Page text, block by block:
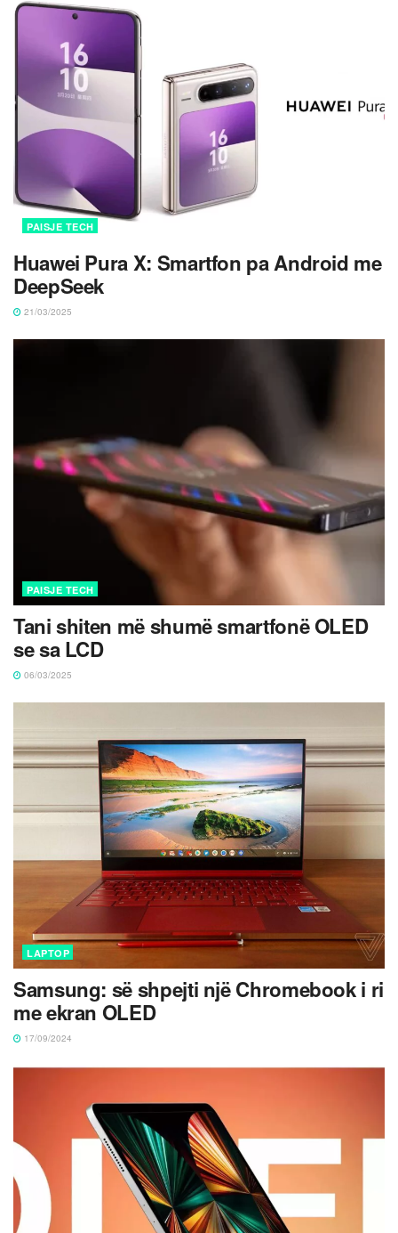
PAISJE TECH
Huawei Pura X: Smartfon pa Android me
DeepSeek
21/03/2025
PAISJE TECH
Tani shiten më shumë smartfonë OLED
se sa LCD
06/03/2025
LAPTOP
Samsung: së shpejti një Chromebook i ri
me ekran OLED
17/09/2024